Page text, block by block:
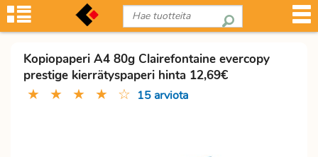
Kopiopaperi A4 80g Clairefontaine evercopy
prestige kierrätyspaperi hinta 12,69€
★ ★ ★ ★ ☆ 15 arviota